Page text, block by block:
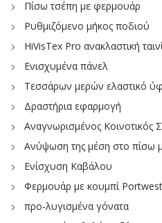
Πίσω τσέπη με φερμουάρ
Ρυθμιζόμενο μήκος ποδιού
HiVisTex Pro ανακλαστική
Ενισχυμένα πάνελ
Τεσσάρων μερών ελαστικό
Δραστήρια εφαρμογή
Αναγνωρισμένος Κοινοτικός
Ανύψωση της μέση στο πίσω
Ενίσχυση Καβάλου
Φερμουάρ με κουμπί Portwest
προ-λυγισμένα γόνατα